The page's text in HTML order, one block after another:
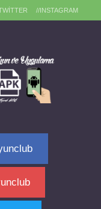
//INSTAGRAM